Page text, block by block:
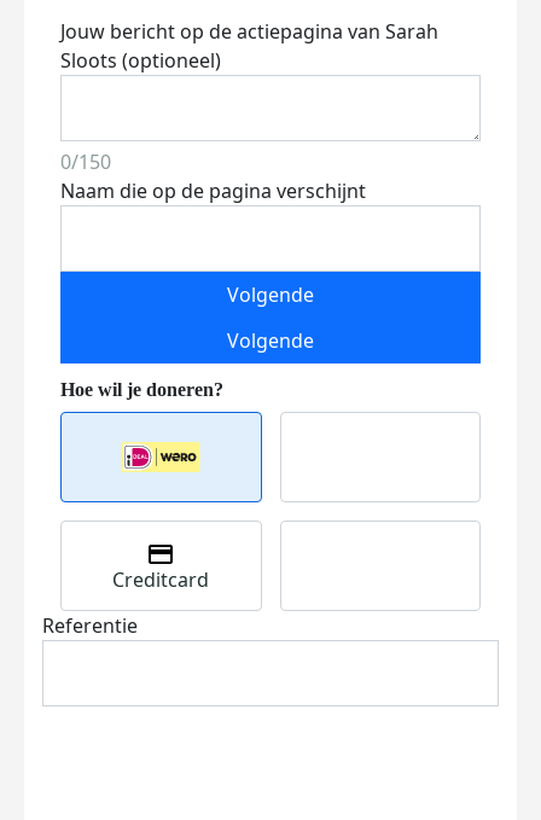
Jouw bericht op de actiepagina van Sarah
Sloots (optioneel)
0/150
Naam die op de pagina verschijnt
Volgende
Volgende
Creditcard
Referentie